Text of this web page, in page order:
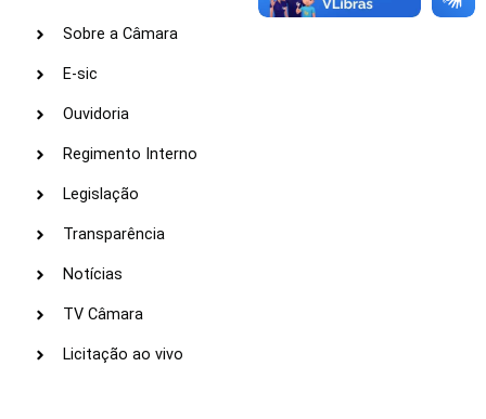
Sobre a Câmara
E-sic
Ouvidoria
Regimento Interno
Legislação
Transparência
Notícias
TV Câmara
Licitação ao vivo